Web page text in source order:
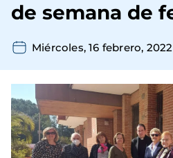
de semana de
Miércoles, 16 febrero, 2022